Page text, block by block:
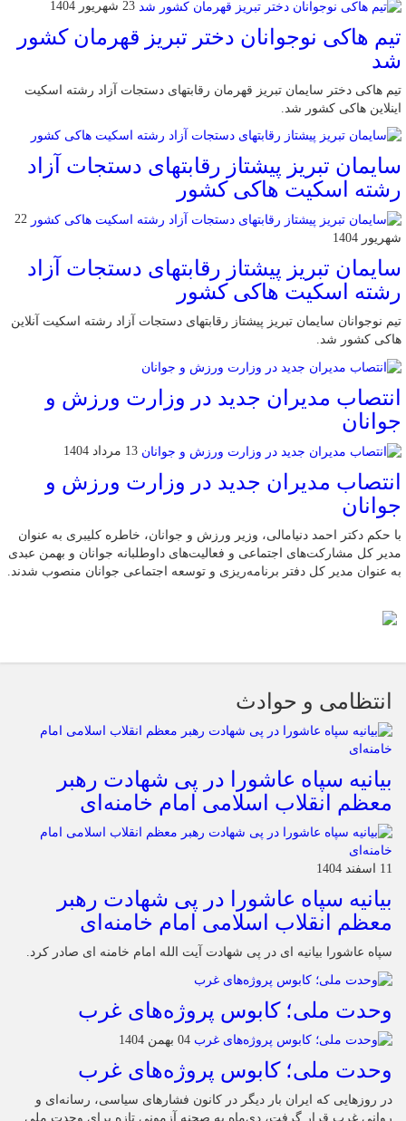
23 شهریور 1404
تیم هاکی نوجوانان دختر تبریز قهرمان کشور
شد
تیم هاکی دختر سایمان تبریز قهرمان رقابتهای دستجات آزاد رشته اسکیت
اینلاین هاکی کشور شد.
سایمان تبریز پیشتاز رقابتهای دستجات آزاد
رشته اسکیت هاکی کشور
22
شهریور 1404
سایمان تبریز پیشتاز رقابتهای دستجات آزاد
رشته اسکیت هاکی کشور
تیم نوجوانان سایمان تبریز پیشتاز رقابتهای دستجات آزاد رشته اسکیت آنلاین
هاکی کشور شد.
انتصاب مدیران جدید در وزارت ورزش و
جوانان
13 مرداد 1404
انتصاب مدیران جدید در وزارت ورزش و
جوانان
با حکم دکتر احمد دنیامالی، وزیر ورزش و جوانان، خاطره کلیبری به عنوان
مدیر کل مشارکت‌های اجتماعی و فعالیت‌های داوطلبانه جوانان و بهمن عبدی
به عنوان مدیر کل دفتر برنامه‌ریزی و توسعه اجتماعی جوانان منصوب شدند.
انتظامی و حوادث
بیانیه سپاه عاشورا در پی شهادت رهبر
معظم انقلاب اسلامی امام خامنه‌ای
11 اسفند 1404
بیانیه سپاه عاشورا در پی شهادت رهبر
معظم انقلاب اسلامی امام خامنه‌ای
سپاه عاشورا بیانیه ای در پی شهادت آیت الله امام خامنه ای صادر کرد.
وحدت ملی؛ کابوس پروژه‌های غرب
04 بهمن 1404
وحدت ملی؛ کابوس پروژه‌های غرب
در روزهایی که ایران بار دیگر در کانون فشارهای سیاسی، رسانه‌ای و
روانی غرب قرار گرفت، دی‌ماه به صحنه آزمونی تازه برای وحدت ملی